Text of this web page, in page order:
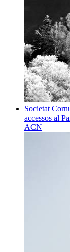
Societat
accessos al
ACN